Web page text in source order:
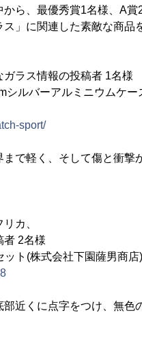
ら、最優秀賞1名様、A
」に関連した素敵な商品
ラス情報の投稿者 1名様
シルバーアルミニウムケー
sport/
で軽く、そして傷と衝撃
カ、
2名様
ト(株式会社下園薩男商店
近くに点字をつけ、無色